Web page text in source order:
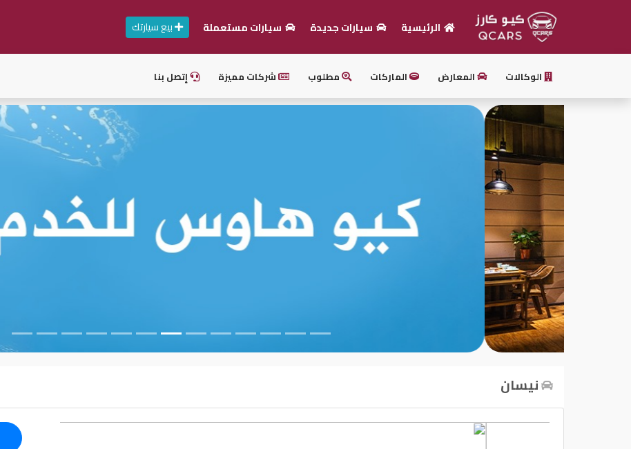
بيع
مستعملة
الرئيسية سيارات جديدة سيارات مستعملة بيع سيارتك
الوكالات المعارض الماركات مطلوب شركات مميزة إتصل بنا
نيسان